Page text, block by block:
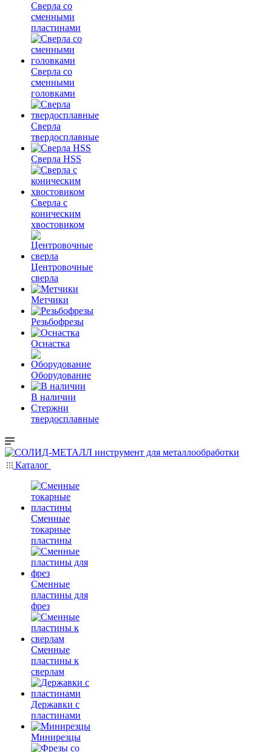
Сверла со
сменными
пластинами
Сверла со
сменными
головками
Сверла
твердосплавные
Сверла HSS
Сверла с
коническим
хвостовиком
Центровочные
сверла
Метчики
Резьбофрезы
Оснастка
Оборудование
В наличии
Стержни
твердосплавные
Каталог
Сменные
токарные
пластины
Сменные
пластины для
фрез
Сменные
пластины к
сверлам
Державки с
пластинами
Минирезцы